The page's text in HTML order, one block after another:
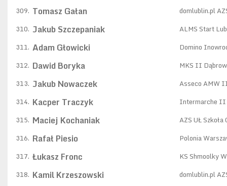
309. Tomasz Gałan
domlublin.pl
310. Jakub Szczepaniak
ALMS Start
311. Adam Głowicki
Domino
312. Dawid Boryka
MKS II
313. Jakub Nowaczek
Asseco AMW
314. Kacper Traczyk
Intermarche II
315. Maciej Kochaniak
AZS UŁ
316. Rafał Piesio
Polonia
317. Łukasz Fronc
KS Shmoolky
318. Kamil Krzeszowski
domlublin.pl